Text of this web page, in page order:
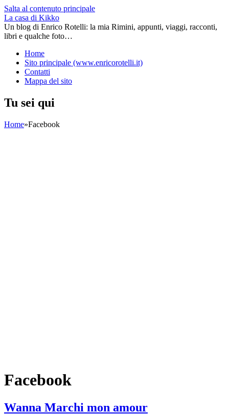
Salta al contenuto principale
La casa di Kikko
Un blog di Enrico Rotelli: la mia Rimini, appunti, viaggi, racconti,
libri e qualche foto…
Home
Sito principale (www.enricorotelli.it)
Contatti
Mappa del sito
Tu sei qui
Home»Facebook
Facebook
Wanna Marchi mon amour